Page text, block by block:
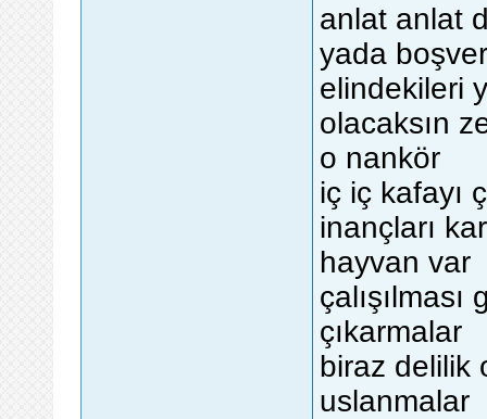
anlat anlat
yada
elindekileri
olacaksın
o nankör
iç iç kafayı
inançları
hayvan var
çıkarmalar
biraz delilik
uslanmalar